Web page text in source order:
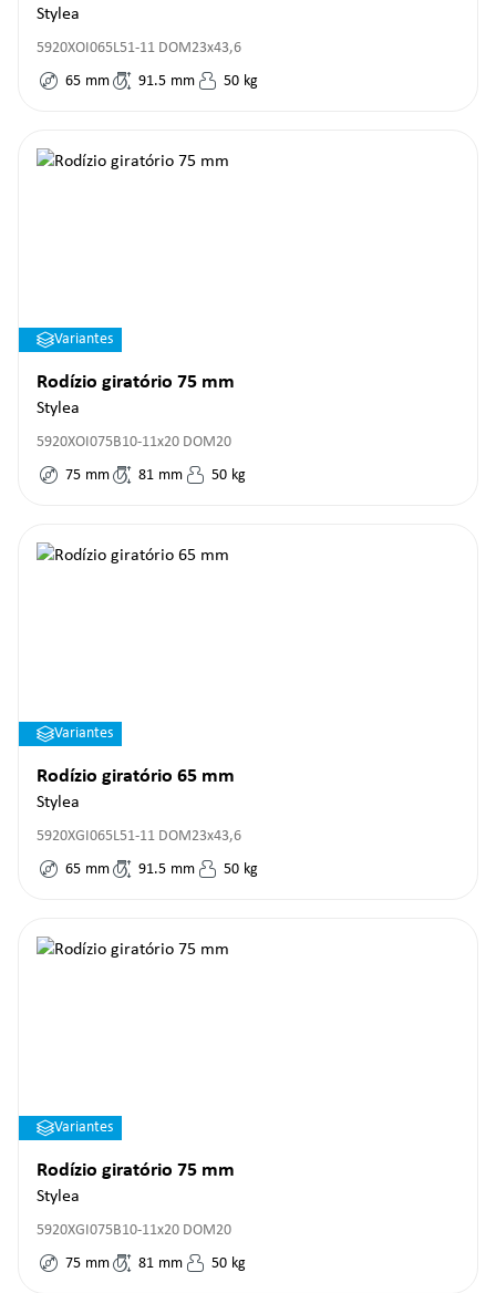
Stylea
5920XOI065L51-11 DOM23x43,6
65 mm 91.5 mm 50 kg
Variantes
Rodízio giratório 75 mm
Stylea
5920XOI075B10-11x20 DOM20
75 mm 81 mm 50 kg
Variantes
Rodízio giratório 65 mm
Stylea
5920XGI065L51-11 DOM23x43,6
65 mm 91.5 mm 50 kg
Variantes
Rodízio giratório 75 mm
Stylea
5920XGI075B10-11x20 DOM20
75 mm 81 mm 50 kg